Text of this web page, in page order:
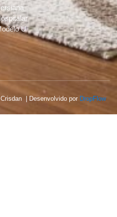
U
| Desenvolvido por DropFlow